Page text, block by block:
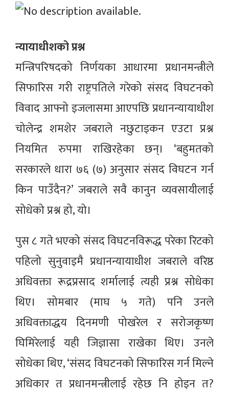
न्यायाधीशको प्रश्न
मन्त्रिपरिषदको निर्णयका आधारमा प्रधानमन्त्रीले
सिफारिस गरी राष्ट्रपतिले गरेको संसद विघटनको
विवाद आफ्नो इजलासमा आएपछि प्रधानन्यायाधीश
चोलेन्द्र शमशेर जबराले नछुटाइकन एउटा प्रश्न
नियमित रुपमा राखिरहेका छन्। ‘बहुमतको
सरकारले धारा ७६ (७) अनुसार संसद विघटन गर्न
किन पाउँदैन?’ जबराले सवै कानुन व्यवसायीलाई
सोधेको प्रश्न हो, यो।
पुस ८ गते भएको संसद विघटनविरूद्ध परेका रिटको
पहिलो सुनुवाइमै प्रधानन्यायाधीश जबराले वरिष्ठ
अधिवक्ता रूद्रप्रसाद शर्मालाई त्यही प्रश्न सोधेका
थिए। सोमबार (माघ ५ गते) पनि उनले
अधिवक्ताद्धय दिनमणी पोखरेल र सरोजकृष्ण
घिमिरेलाई यही जिज्ञासा राखेका थिए। उनले
सोधेका थिए, ‘संसद विघटनको सिफारिस गर्न मिल्ने
अधिकार त प्रधानमन्त्रीलाई रहेछ नि होइन त?